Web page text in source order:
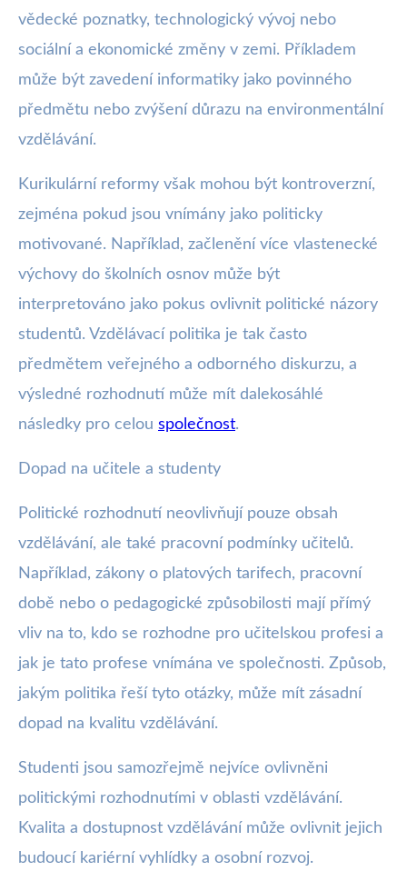
vědecké poznatky, technologický vývoj nebo
sociální a ekonomické změny v zemi. Příkladem
může být zavedení informatiky jako povinného
předmětu nebo zvýšení důrazu na environmentální
vzdělávání.
Kurikulární reformy však mohou být kontroverzní,
zejména pokud jsou vnímány jako politicky
motivované. Například, začlenění více vlastenecké
výchovy do školních osnov může být
interpretováno jako pokus ovlivnit politické názory
studentů. Vzdělávací politika je tak často
předmětem veřejného a odborného diskurzu, a
výsledné rozhodnutí může mít dalekosáhlé
následky pro celou společnost.
Dopad na učitele a studenty
Politické rozhodnutí neovlivňují pouze obsah
vzdělávání, ale také pracovní podmínky učitelů.
Například, zákony o platových tarifech, pracovní
době nebo o pedagogické způsobilosti mají přímý
vliv na to, kdo se rozhodne pro učitelskou profesi a
jak je tato profese vnímána ve společnosti. Způsob,
jakým politika řeší tyto otázky, může mít zásadní
dopad na kvalitu vzdělávání.
Studenti jsou samozřejmě nejvíce ovlivněni
politickými rozhodnutími v oblasti vzdělávání.
Kvalita a dostupnost vzdělávání může ovlivnit jejich
budoucí kariérní vyhlídky a osobní rozvoj.